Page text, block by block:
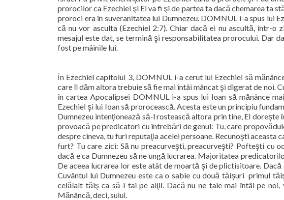
prorocilor ca Ezechiel şi El va fi şi de partea ta dacă chemarea ta
proroci era în suveranitatea lui Dumnezeu. DOMNUL i-a spus lui
că nu vor asculta (Ezechiel 2:7). Chiar dacă ei nu ascultă, într-
mesajul este dat, se termină şi responsabilitatea prorocului. Dar
fost pe mâinile lui.
În Ezechiel capitolul 3, DOMNUL i-a cerut lui Ezechiel să
care îl dăm altora trebuie să fie mai întâi mâncat şi digerat de noi.
în cartea Apocalipsei DOMNUL i-a spus lui Ioan să mănânce
Ezechiel şi lui Ioan să prorocească. Acesta este un principiu
Dumnezeu intenţionează să-l rostească altora prin tine, El doreşte
provoacă pe predicatori cu întrebări de genul: Tu, care
despre cineva, tu furi reputaţia acelei persoane. Recunoşti
furt? Tu care zici: Să nu preacurveşti, preacurveşti? Pofteşti cu
dacă e ca Dumnezeu să ne ungă lucrarea. Majoritatea
De aceea lucrarea lor este atât de moartă şi de plictisitoare.
Cuvântul lui Dumnezeu este ca o sabie cu două tăişuri primul
celălalt tăiş ca să-i tai pe alţii. Dacă nu ne taie mai întâi pe
Mănâncă, deci, sulul.